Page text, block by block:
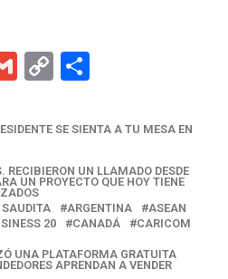
G
ail
C
py
n
k
C
m
ar
tir
SE SIENTA A TU MESA EN
RECIBIERON UN LLAMADO DESDE
UN PROYECTO QUE HOY TIENE
ARGENTINA
ASEAN
20 CANADÁ
CARICOM
UNA PLATAFORMA GRATUITA
APRENDAN A VENDER